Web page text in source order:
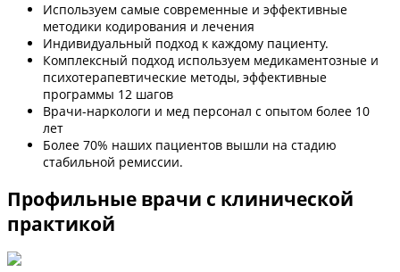
Используем самые современные и эффективные
методики кодирования и лечения
Индивидуальный подход к каждому пациенту.
Комплексный подход используем медикаментозные и
психотерапевтические методы, эффективные
программы 12 шагов
Врачи-наркологи и мед персонал с опытом более 10
лет
Более 70% наших пациентов вышли на стадию
стабильной ремиссии.
Профильные врачи с клинической
практикой